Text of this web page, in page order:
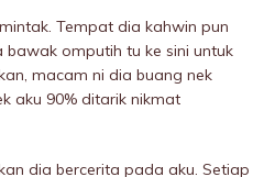
Tempat dia kahwin pun
bawak omputih tu ke sini untuk
macam ni dia buang nek
aku 90% ditarik nikmat
dia bercerita pada aku. Setiap